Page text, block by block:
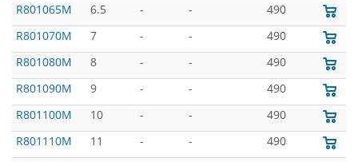
R801065M
6.5 - -
490
R801070M
7 - -
490
R801080M
8 - -
490
R801090M
9 - -
490
R801100M
10 - -
490
R801110M
11 - -
490